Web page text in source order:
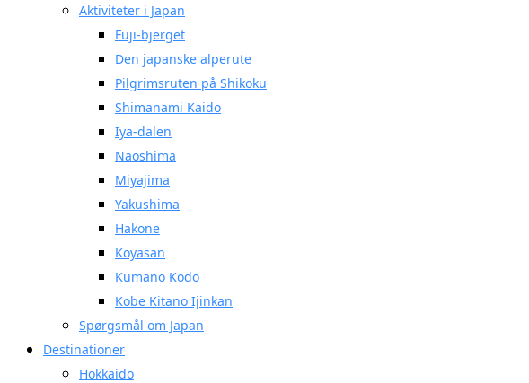
Aktiviteter i Japan
Fuji-bjerget
Den japanske alperute
Pilgrimsruten på Shikoku
Shimanami Kaido
Iya-dalen
Naoshima
Miyajima
Yakushima
Hakone
Koyasan
Kumano Kodo
Kobe Kitano Ijinkan
Spørgsmål om Japan
Destinationer
Hokkaido